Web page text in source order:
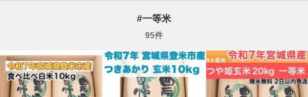
#一等米
95件